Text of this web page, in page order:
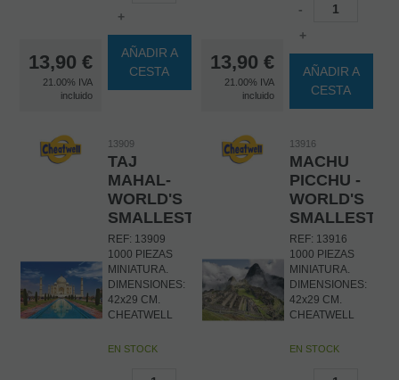
13,90 €
21.00% IVA
incluido
+
AÑADIR A
CESTA
13,90 €
21.00% IVA
incluido
-
+
AÑADIR A
CESTA
13909
TAJ
MAHAL-
WORLD'S
SMALLEST
REF: 13909
1000 PIEZAS
MINIATURA.
DIMENSIONES:
42x29 CM.
CHEATWELL
EN STOCK
13916
MACHU
PICCHU -
WORLD'S
SMALLEST
REF: 13916
1000 PIEZAS
MINIATURA.
DIMENSIONES:
42x29 CM.
CHEATWELL
EN STOCK